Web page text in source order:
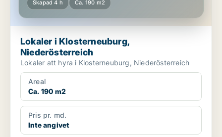
Skapad 4 h Ca. 190 m2
Lokaler i Klosterneuburg,
Niederösterreich
Lokaler att hyra i Klosterneuburg, Niederösterreich
Areal
Ca. 190 m2
Pris pr. md.
Inte angivet